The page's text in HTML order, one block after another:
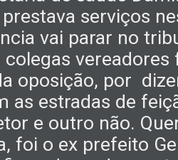
serviços
vai parar no
oposição, por
as estradas de
e outro não.
foi o ex prefeito